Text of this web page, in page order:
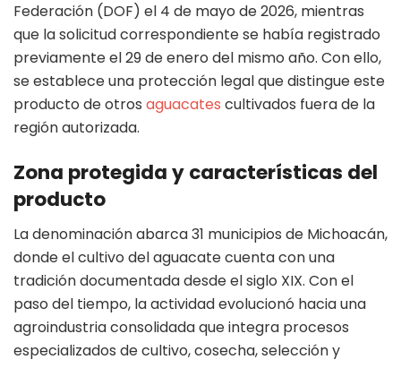
Federación (DOF) el 4 de mayo de 2026, mientras
que la solicitud correspondiente se había registrado
previamente el 29 de enero del mismo año. Con ello,
se establece una protección legal que distingue este
producto de otros aguacates cultivados fuera de la
región autorizada.
Zona protegida y características del
producto
La denominación abarca 31 municipios de Michoacán,
donde el cultivo del aguacate cuenta con una
tradición documentada desde el siglo XIX. Con el
paso del tiempo, la actividad evolucionó hacia una
agroindustria consolidada que integra procesos
especializados de cultivo, cosecha, selección y